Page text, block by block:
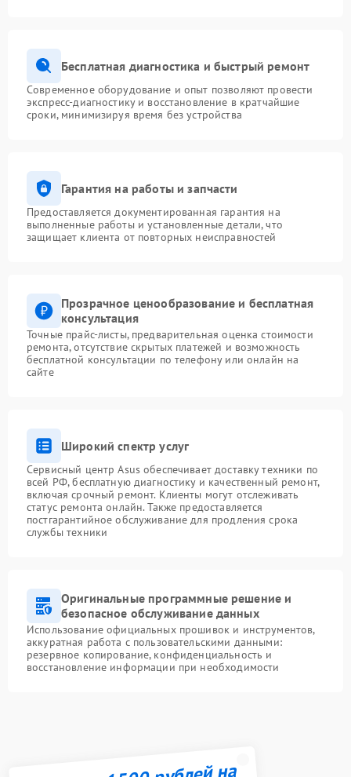
Бесплатная диагностика и быстрый ремонт
Современное оборудование и опыт позволяют провести
экспресс-диагностику и восстановление в кратчайшие
сроки, минимизируя время без устройства
Гарантия на работы и запчасти
Предоставляется документированная гарантия на
выполненные работы и установленные детали, что
защищает клиента от повторных неисправностей
Прозрачное ценообразование и бесплатная
консультация
Точные прайс-листы, предварительная оценка стоимости
ремонта, отсутствие скрытых платежей и возможность
бесплатной консультации по телефону или онлайн на
сайте
Широкий спектр услуг
Сервисный центр Asus обеспечивает доставку техники по
всей РФ, бесплатную диагностику и качественный ремонт,
включая срочный ремонт. Клиенты могут отслеживать
статус ремонта онлайн. Также предоставляется
постгарантийное обслуживание для продления срока
службы техники
Оригинальные программные решение и
безопасное обслуживание данных
Использование официальных прошивок и инструментов,
аккуратная работа с пользовательскими данными:
резервное копирование, конфиденциальность и
восстановление информации при необходимости